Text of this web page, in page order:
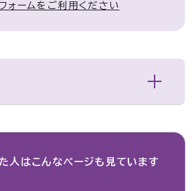
ォームをご利用ください
人は こんなページも見ています